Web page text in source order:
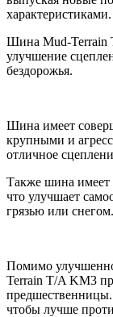
характеристиками.
Шина Mud-Terrain
улучшение
бездорожья.
Шина имеет
крупными и
отличное
Также шина имеет
что улучшает
грязью или снегом.
Помимо
Terrain T/A KM3
чтобы лучше